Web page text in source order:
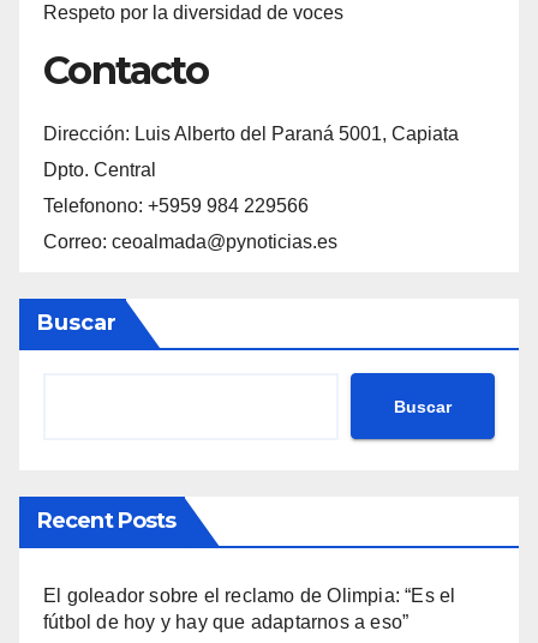
Respeto por la diversidad de voces
Contacto
Dirección: Luis Alberto del Paraná 5001, Capiata
Dpto. Central
Telefonono: +5959 984 229566
Correo: ceoalmada@pynoticias.es
Buscar
Buscar
Recent Posts
El goleador sobre el reclamo de Olimpia: “Es el
fútbol de hoy y hay que adaptarnos a eso”